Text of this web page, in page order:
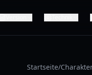
Startseite/